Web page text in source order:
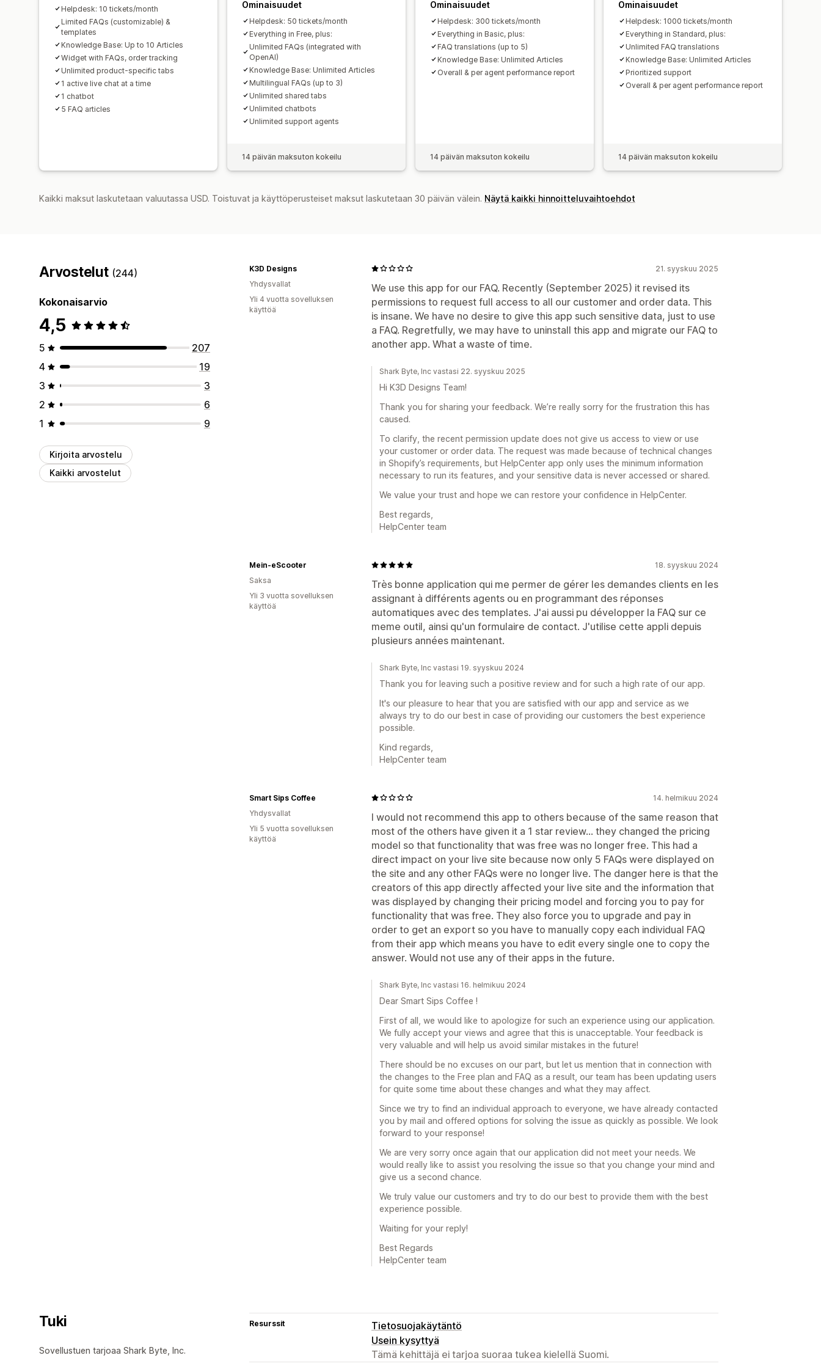
Helpdesk: 10 tickets/month
Limited FAQs (customizable) &
templates
Knowledge Base: Up to 10 Articles
Widget with FAQs, order tracking
Unlimited product-specific tabs
1 active live chat at a time
1 chatbot
5 FAQ articles
Ominaisuudet
Helpdesk: 50 tickets/month
Everything in Free, plus:
Unlimited FAQs (integrated with
OpenAI)
Knowledge Base: Unlimited Articles
Multilingual FAQs (up to 3)
Unlimited shared tabs
Unlimited chatbots
Unlimited support agents
14 päivän maksuton kokeilu
Ominaisuudet
Helpdesk: 300 tickets/month
Everything in Basic, plus:
FAQ translations (up to 5)
Knowledge Base: Unlimited Articles
Overall & per agent performance report
14 päivän maksuton kokeilu
Ominaisuudet
Helpdesk: 1000 tickets/month
Everything in Standard, plus:
Unlimited FAQ translations
Knowledge Base: Unlimited Articles
Prioritized support
Overall & per agent performance report
14 päivän maksuton kokeilu
Kaikki maksut laskutetaan valuutassa USD. Toistuvat ja käyttöperusteiset maksut laskutetaan 30 päivän välein. Näytä kaikki hinnoitteluvaihtoehdot
Arvostelut (244)
Kokonaisarvio
4,5
5
207
4
19
3
3
2
6
1
9
Kirjoita arvostelu
Kaikki arvostelut
21. syyskuu 2025
We use this app for our FAQ. Recently (September 2025) it revised its
permissions to request full access to all our customer and order data. This
is insane. We have no desire to give this app such sensitive data, just to use
a FAQ. Regretfully, we may have to uninstall this app and migrate our FAQ to
another app. What a waste of time.
K3D Designs
Yhdysvallat
Yli 4 vuotta sovelluksen
käyttöä
Shark Byte, Inc vastasi 22. syyskuu 2025
Hi K3D Designs Team!
Thank you for sharing your feedback. We’re really sorry for the frustration this has
caused.
To clarify, the recent permission update does not give us access to view or use
your customer or order data. The request was made because of technical changes
in Shopify’s requirements, but HelpCenter app only uses the minimum information
necessary to run its features, and your sensitive data is never accessed or shared.
We value your trust and hope we can restore your confidence in HelpCenter.
Best regards,
HelpCenter team
18. syyskuu 2024
Très bonne application qui me permer de gérer les demandes clients en les
assignant à différents agents ou en programmant des réponses
automatiques avec des templates. J'ai aussi pu développer la FAQ sur ce
meme outil, ainsi qu'un formulaire de contact. J'utilise cette appli depuis
plusieurs années maintenant.
Mein-eScooter
Saksa
Yli 3 vuotta sovelluksen
käyttöä
Shark Byte, Inc vastasi 19. syyskuu 2024
Thank you for leaving such a positive review and for such a high rate of our app.
It's our pleasure to hear that you are satisfied with our app and service as we
always try to do our best in case of providing our customers the best experience
possible.
Kind regards,
HelpCenter team
14. helmikuu 2024
I would not recommend this app to others because of the same reason that
most of the others have given it a 1 star review... they changed the pricing
model so that functionality that was free was no longer free. This had a
direct impact on your live site because now only 5 FAQs were displayed on
the site and any other FAQs were no longer live. The danger here is that the
creators of this app directly affected your live site and the information that
was displayed by changing their pricing model and forcing you to pay for
functionality that was free. They also force you to upgrade and pay in
order to get an export so you have to manually copy each individual FAQ
from their app which means you have to edit every single one to copy the
answer. Would not use any of their apps in the future.
Smart Sips Coffee
Yhdysvallat
Yli 5 vuotta sovelluksen
käyttöä
Shark Byte, Inc vastasi 16. helmikuu 2024
Dear Smart Sips Coffee !
First of all, we would like to apologize for such an experience using our application.
We fully accept your views and agree that this is unacceptable. Your feedback is
very valuable and will help us avoid similar mistakes in the future!
There should be no excuses on our part, but let us mention that in connection with
the changes to the Free plan and FAQ as a result, our team has been updating users
for quite some time about these changes and what they may affect.
Since we try to find an individual approach to everyone, we have already contacted
you by mail and offered options for solving the issue as quickly as possible. We look
forward to your response!
We are very sorry once again that our application did not meet your needs. We
would really like to assist you resolving the issue so that you change your mind and
give us a second chance.
We truly value our customers and try to do our best to provide them with the best
experience possible.
Waiting for your reply!
Best Regards
HelpCenter team
Tuki
Sovellustuen tarjoaa Shark Byte, Inc.
Resurssit
Tietosuojakäytäntö
Usein kysyttyä
Tämä kehittäjä ei tarjoa suoraa tukea kielellä Suomi.